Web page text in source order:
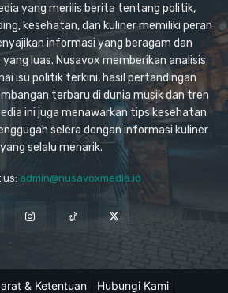
yang merilis berita tentang politik,
kesehatan, dan kuliner memiliki peran
informasi yang beragam dan
luas. Nusavox memberikan analisis
isu politik terkini, hasil pertandingan
terbaru di dunia musik dan tren
ini juga menawarkan tips kesehatan
selera dengan informasi kuliner
yang selalu menarik.
us: admin@nusavoxmedia.id
& Ketentuan Hubungi Kami